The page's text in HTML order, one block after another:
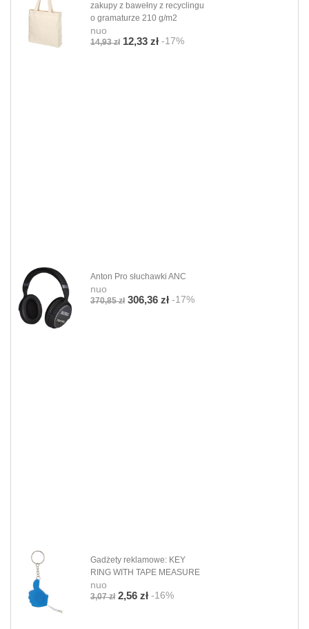
zakupy z bawełny z recyclingu
o gramaturze 210 g/m2
nuo
14,93 zł 12,33 zł -17%
Anton Pro słuchawki ANC
nuo
370,85 zł 306,36 zł -17%
Gadżety reklamowe: KEY
RING WITH TAPE MEASURE
nuo
3,07 zł 2,56 zł -16%